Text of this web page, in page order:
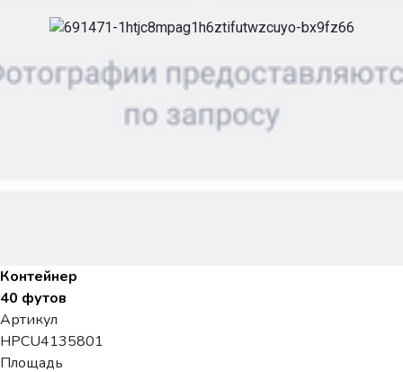
Контейнер
40 футов
Артикул
HPCU4135801
Площадь